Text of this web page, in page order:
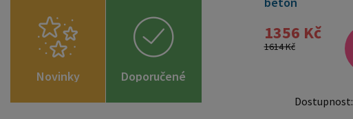
Novinky
Doporučené
zboží
1356 Kč
1614 Kč
Dostupnost: